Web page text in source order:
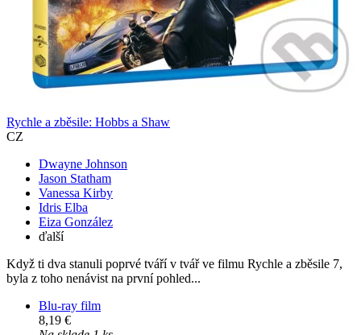
Rychle a zběsile: Hobbs a Shaw
CZ
Dwayne Johnson
Jason Statham
Vanessa Kirby
Idris Elba
Eiza González
ďalší
Když ti dva stanuli poprvé tváří v tvář ve filmu Rychle a zběsile 7,
byla z toho nenávist na první pohled...
Blu-ray film
8,19 €